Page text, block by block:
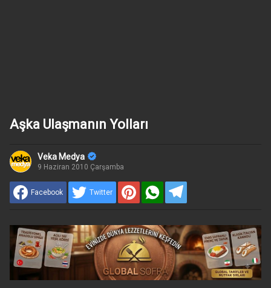
Aşka Ulaşmanın Yolları
Veka Medya
9 Haziran 2010 Çarşamba
Facebook Twitter